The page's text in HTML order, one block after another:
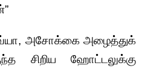
அசோக்கை அழைத்துக்
சிறிய ஹோட்டலுக்கு